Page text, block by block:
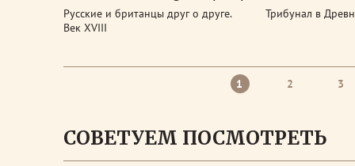
Русские и британцы друг о друге.
Век XVIII
Трибунал в
1 2 3
СОВЕТУЕМ ПОСМОТРЕТЬ